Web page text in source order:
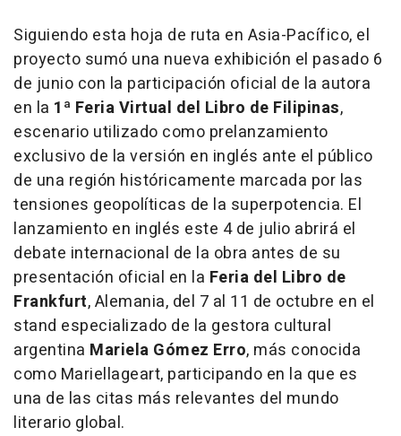
Siguiendo esta hoja de ruta en Asia-Pacífico, el
proyecto sumó una nueva exhibición el pasado 6
de junio con la participación oficial de la autora
en la 1ª Feria Virtual del Libro de Filipinas,
escenario utilizado como prelanzamiento
exclusivo de la versión en inglés ante el público
de una región históricamente marcada por las
tensiones geopolíticas de la superpotencia. El
lanzamiento en inglés este 4 de julio abrirá el
debate internacional de la obra antes de su
presentación oficial en la Feria del Libro de
Frankfurt, Alemania, del 7 al 11 de octubre en el
stand especializado de la gestora cultural
argentina Mariela Gómez Erro, más conocida
como Mariellageart, participando en la que es
una de las citas más relevantes del mundo
literario global.